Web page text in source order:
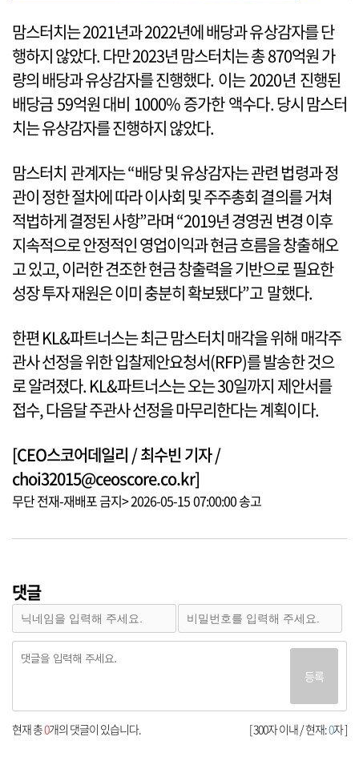
맘스터치는 2021년과 2022년에 배당과 유상감자를 단
행하지 않았다. 다만 2023년 맘스터치는 총 870억원 가
량의 배당과 유상감자를 진행했다. 이는 2020년 진행된
배당금 59억원 대비 1000% 증가한 액수다. 당시 맘스터
치는 유상감자를 진행하지 않았다.
맘스터치 관계자는 “배당 및 유상감자는 관련 법령과 정
관이 정한 절차에 따라 이사회 및 주주총회 결의를 거쳐
적법하게 결정된 사항”라며 “2019년 경영권 변경 이후
지속적으로 안정적인 영업이익과 현금 흐름을 창출해오
고 있고, 이러한 견조한 현금 창출력을 기반으로 필요한
성장 투자 재원은 이미 충분히 확보됐다”고 말했다.
한편 KL&파트너스는 최근 맘스터치 매각을 위해 매각주
관사 선정을 위한 입찰제안요청서(RFP)를 발송한 것으
로 알려졌다. KL&파트너스는 오는 30일까지 제안서를
접수, 다음달 주관사 선정을 마무리한다는 계획이다.
[CEO스코어데일리 / 최수빈 기자 /
choi32015@ceoscore.co.kr]
무단 전재-재배포 금지> 2026-05-15 07:00:00 송고
댓글
등록
[ 300자 이내 / 현재:0자 ]
현재 총0개의 댓글이 있습니다.